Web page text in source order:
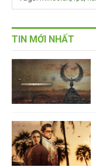
TIN MỚI NHẤT